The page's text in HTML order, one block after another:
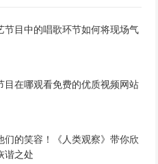
节目中的唱歌环节如何将现场气
目在哪观看免费的优质视频网站
们的笑容！《人类观察》带你欣
谐之处